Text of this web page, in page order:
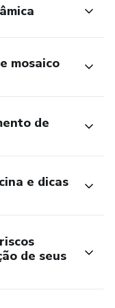
mosaico
de
e dicas
de seus